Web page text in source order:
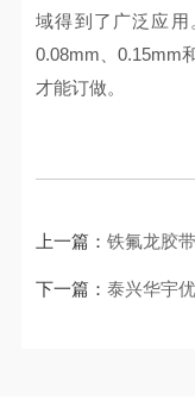
域得到了广泛应
0.08mm、0.15mm
才能订做。
上一篇：铁氟龙胶
下一篇：泰兴华宇